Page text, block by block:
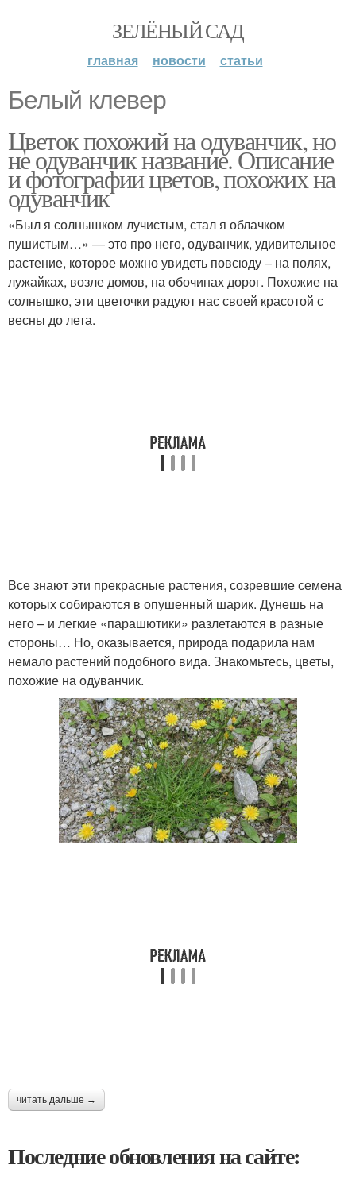
ЗЕЛЁНЫЙ САД
главная новости статьи
Белый клевер
Цветок похожий на одуванчик, но
не одуванчик название. Описание
и фотографии цветов, похожих на
одуванчик
«Был я солнышком лучистым, стал я облачком
пушистым…» — это про него, одуванчик, удивительное
растение, которое можно увидеть повсюду – на полях,
лужайках, возле домов, на обочинах дорог. Похожие на
солнышко, эти цветочки радуют нас своей красотой с
весны до лета.
Все знают эти прекрасные растения, созревшие семена
которых собираются в опушенный шарик. Дунешь на
него – и легкие «парашютики» разлетаются в разные
стороны… Но, оказывается, природа подарила нам
немало растений подобного вида. Знакомьтесь, цветы,
похожие на одуванчик.
читать дальше →
Последние обновления на сайте: